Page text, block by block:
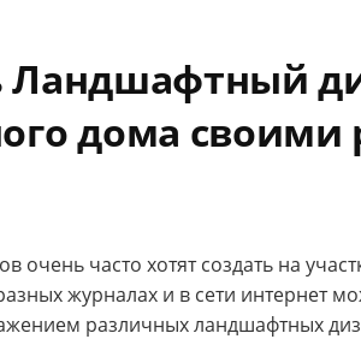
Ландшафтный
дома своими
очень часто хотят создать на
журналах и в сети интернет
различных ландшафтных